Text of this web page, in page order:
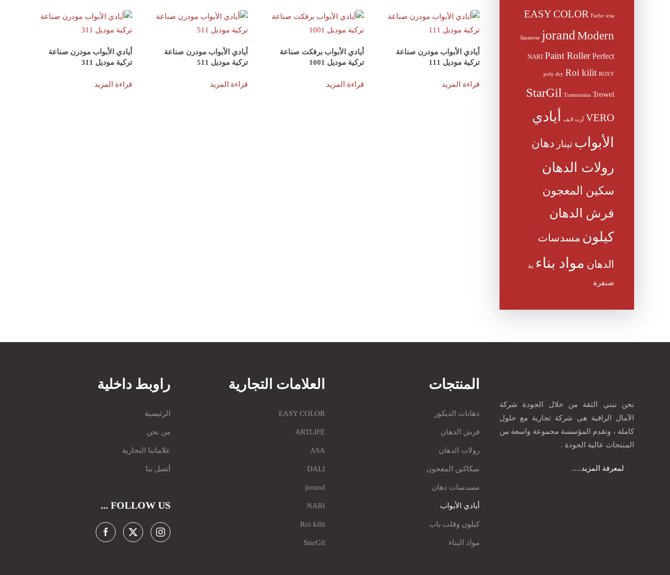
أيادي الأبواب مودرن صناعة
تركية موديل 111
قراءة المزيد
أيادي الأبواب برفكت صناعة
تركية موديل 1001
قراءة المزيد
أيادي الأبواب مودرن صناعة
تركية موديل 511
قراءة المزيد
أيادي الأبواب مودرن صناعة
تركية موديل 311
قراءة المزيد
EASY COLOR Farbe icsa
Japanese jorandModern
NARI Paint Roller Perfect
poly dry Roi kilit ROXY
StarGil Tramontina Trowel
VERO آرت لايف
أيادي
الأبواب تينار دهان
رولات الدهان
سكين المعجون
فرش الدهان
كيلون مسدسات
الدهان مواد بناء يد
صنفرة
نحن نبني الثقة من خلال الجودة شركة
الآمال الراقية هي شركة تجارية مع حلول
كاملة ، وتقدم المؤسسة مجموعة واسعة من
المنتجات عالية الجودة .
لمعرفة المزيد….
المنتجات
دهانات الديكور
فرش الدهان
رولات الدهان
سكاكين المعجون
مسدسات دهان
أيادي الأبواب
كيلون وقلب باب
مواد البناء
العلامات التجارية
EASY COLOR
ARTLIFE
ASA
DALI
jorand
NARI
Roi kilit
StarGil
راوبط داخلية
الرئيسية
من نحن
علاماتنا التجارية
أتصل بنا
FOLLOW US ...